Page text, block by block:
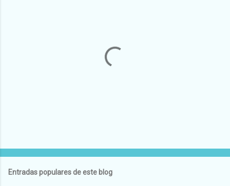
l
Entradas populares de este blog